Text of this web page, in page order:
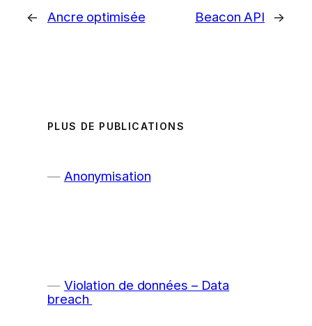
← Ancre optimisée Beacon API →
PLUS DE PUBLICATIONS
Anonymisation
Violation de données – Data
breach